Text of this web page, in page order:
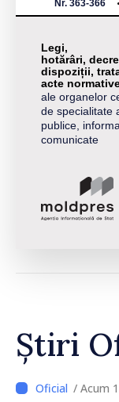
Nr. 363-366
Legi,
hotărâri,
dispoziții,
acte
ale organelor
de specialitate
publice,
comunicate
Știri
/ Acum